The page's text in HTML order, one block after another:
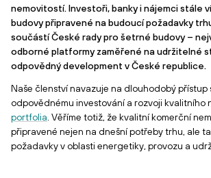
nemovitostí. Investoři, banky i nájemci stále
budovy připravené na budoucí požadavky
součástí České rady pro šetrné budovy –
odborné platformy zaměřené na udržitelné
odpovědný development v České republice.
Naše členství navazuje na dlouhodobý přístup
odpovědnému investování a rozvoji kvalitního
portfolia . Věříme totiž, že kvalitní komerční
připravené nejen na dnešní potřeby trhu, ale
požadavky v oblasti energetiky, provozu a